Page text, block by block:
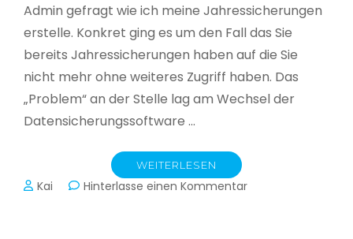
Admin gefragt wie ich meine Jahressicherungen
erstelle. Konkret ging es um den Fall das Sie
bereits Jahressicherungen haben auf die Sie
nicht mehr ohne weiteres Zugriff haben. Das
„Problem“ an der Stelle lag am Wechsel der
Datensicherungssoftware …
WEITERLESEN
Kai Hinterlasse einen Kommentarzu